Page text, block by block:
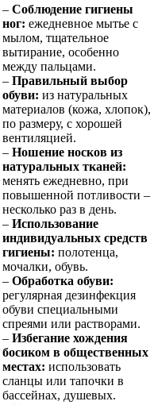
– Соблюдение гигиены
ног: ежедневное мытье с
мылом, тщательное
вытирание, особенно
между пальцами.
– Правильный выбор
обуви: из натуральных
материалов (кожа, хлопок),
по размеру, с хорошей
вентиляцией.
– Ношение носков из
натуральных тканей:
менять ежедневно, при
повышенной потливости –
несколько раз в день.
– Использование
индивидуальных средств
гигиены: полотенца,
мочалки, обувь.
– Обработка обуви:
регулярная дезинфекция
обуви специальными
спреями или растворами.
– Избегание хождения
босиком в общественных
местах: использовать
сланцы или тапочки в
бассейнах, душевых.